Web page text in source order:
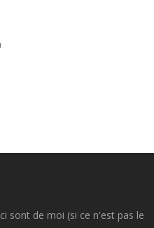
sont de moi (si ce n'est pas le